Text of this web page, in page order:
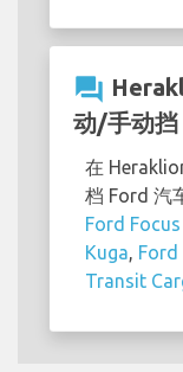
question_answer
动/手动挡
在
档 Ford 汽
Ford
Kuga, Ford
Transit